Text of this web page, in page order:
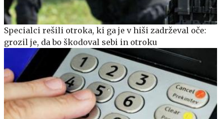
Specialci rešili otroka, ki ga je v hiši zadrževal oče:
grozil je, da bo škodoval sebi in otroku